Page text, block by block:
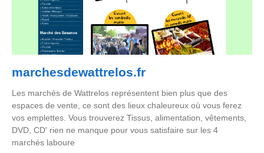
marchesdewattrelos.fr
Les marchés de Wattrelos représentent bien plus que des
espaces de vente, ce sont des lieux chaleureux où vous ferez
vos emplettes. Vous trouverez Tissus, alimentation, vêtements,
DVD, CD' rien ne manque pour vous satisfaire sur les 4
marchés laboure